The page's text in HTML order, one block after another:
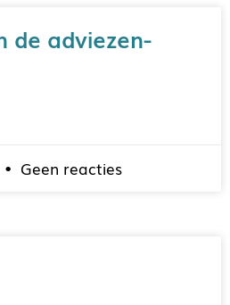
de adviezen-
Geen reacties